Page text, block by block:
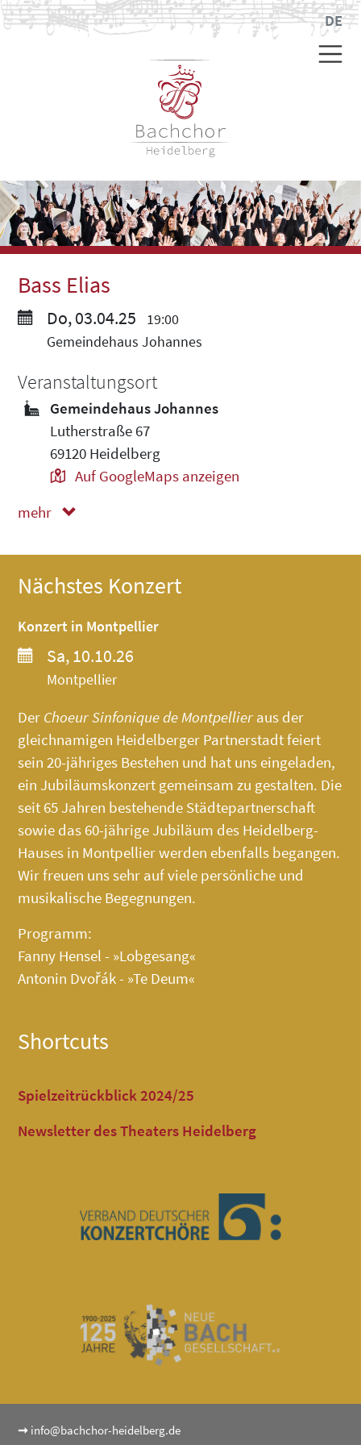
DE
Bass Elias
Do, 03.04.25
19:00
Gemeindehaus Johannes
Veranstaltungsort
Gemeindehaus Johannes
Lutherstraße 67
69120 Heidelberg
Auf GoogleMaps anzeigen
mehr
Nächstes Konzert
Konzert in Montpellier
Sa, 10.10.26
Montpellier
Der Choeur Sinfonique de Montpellier aus der
gleichnamigen Heidelberger Partnerstadt feiert
sein 20-jähriges Bestehen und hat uns eingeladen,
ein Jubiläumskonzert gemeinsam zu gestalten. Die
seit 65 Jahren bestehende Städtepartnerschaft
sowie das 60-jährige Jubiläum des Heidelberg-
Hauses in Montpellier werden ebenfalls begangen.
Wir freuen uns sehr auf viele persönliche und
musikalische Begegnungen.
Programm:
Fanny Hensel - »Lobgesang«
Antonin Dvořák - »Te Deum«
Shortcuts
Spielzeitrückblick 2024/25
Newsletter des Theaters Heidelberg
➞ info@bachchor-heidelberg.de